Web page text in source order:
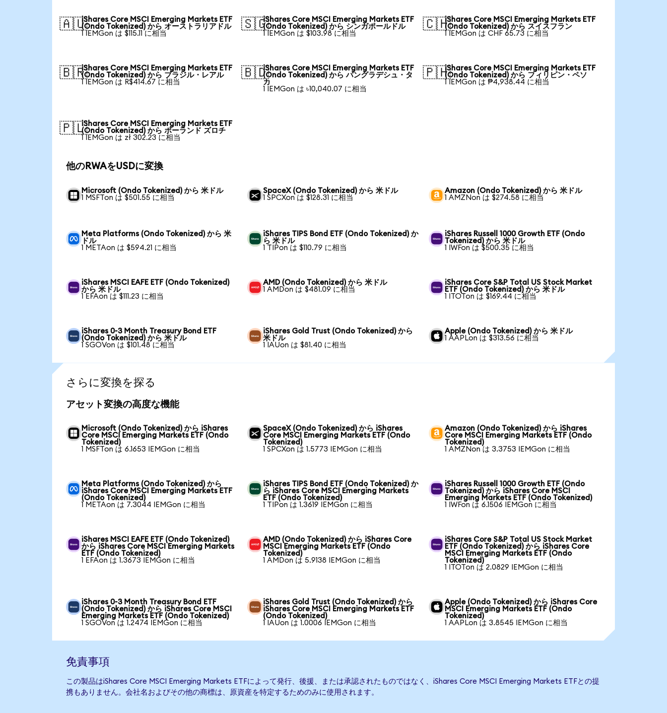
🇦🇺iShares Core MSCI Emerging Markets ETF
(Ondo Tokenized) から オーストラリアドル
1 IEMGon は $115.11 に相当
🇸🇬iShares Core MSCI Emerging Markets ETF
(Ondo Tokenized) から シンガポールドル
1 IEMGon は $103.98 に相当
🇨🇭iShares Core MSCI Emerging Markets ETF
(Ondo Tokenized) から スイスフラン
1 IEMGon は CHF 65.73 に相当
🇧🇷iShares Core MSCI Emerging Markets ETF
(Ondo Tokenized) から ブラジル・レアル
1 IEMGon は R$414.67 に相当
🇧🇩iShares Core MSCI Emerging Markets ETF
(Ondo Tokenized) から バングラデシュ・タ
カ
1 IEMGon は ৳10,040.07 に相当
🇵🇭iShares Core MSCI Emerging Markets ETF
(Ondo Tokenized) から フィリピン・ペソ
1 IEMGon は ₱4,938.44 に相当
🇵🇱iShares Core MSCI Emerging Markets ETF
(Ondo Tokenized) から ポーランド ズロチ
1 IEMGon は zł 302.23 に相当
他のRWAをUSDに変換
Microsoft (Ondo Tokenized) から 米ドル
1 MSFTon は $501.55 に相当
SpaceX (Ondo Tokenized) から 米ドル
1 SPCXon は $128.31 に相当
Amazon (Ondo Tokenized) から 米ドル
1 AMZNon は $274.58 に相当
Meta Platforms (Ondo Tokenized) から 米
ドル
1 METAon は $594.21 に相当
iShares TIPS Bond ETF (Ondo Tokenized) か
ら 米ドル
1 TIPon は $110.79 に相当
iShares Russell 1000 Growth ETF (Ondo
Tokenized) から 米ドル
1 IWFon は $500.35 に相当
iShares MSCI EAFE ETF (Ondo Tokenized)
から 米ドル
1 EFAon は $111.23 に相当
AMD (Ondo Tokenized) から 米ドル
1 AMDon は $481.09 に相当
iShares Core S&P Total US Stock Market
ETF (Ondo Tokenized) から 米ドル
1 ITOTon は $169.44 に相当
iShares 0-3 Month Treasury Bond ETF
(Ondo Tokenized) から 米ドル
1 SGOVon は $101.48 に相当
iShares Gold Trust (Ondo Tokenized) から
米ドル
1 IAUon は $81.40 に相当
Apple (Ondo Tokenized) から 米ドル
1 AAPLon は $313.56 に相当
さらに変換を探る
アセット変換の高度な機能
Microsoft (Ondo Tokenized) から iShares
Core MSCI Emerging Markets ETF (Ondo
Tokenized)
1 MSFTon は 6.1653 IEMGon に相当
SpaceX (Ondo Tokenized) から iShares
Core MSCI Emerging Markets ETF (Ondo
Tokenized)
1 SPCXon は 1.5773 IEMGon に相当
Amazon (Ondo Tokenized) から iShares
Core MSCI Emerging Markets ETF (Ondo
Tokenized)
1 AMZNon は 3.3753 IEMGon に相当
Meta Platforms (Ondo Tokenized) から
iShares Core MSCI Emerging Markets ETF
(Ondo Tokenized)
1 METAon は 7.3044 IEMGon に相当
iShares TIPS Bond ETF (Ondo Tokenized) か
ら iShares Core MSCI Emerging Markets
ETF (Ondo Tokenized)
1 TIPon は 1.3619 IEMGon に相当
iShares Russell 1000 Growth ETF (Ondo
Tokenized) から iShares Core MSCI
Emerging Markets ETF (Ondo Tokenized)
1 IWFon は 6.1506 IEMGon に相当
iShares MSCI EAFE ETF (Ondo Tokenized)
から iShares Core MSCI Emerging Markets
ETF (Ondo Tokenized)
1 EFAon は 1.3673 IEMGon に相当
AMD (Ondo Tokenized) から iShares Core
MSCI Emerging Markets ETF (Ondo
Tokenized)
1 AMDon は 5.9138 IEMGon に相当
iShares Core S&P Total US Stock Market
ETF (Ondo Tokenized) から iShares Core
MSCI Emerging Markets ETF (Ondo
Tokenized)
1 ITOTon は 2.0829 IEMGon に相当
iShares 0-3 Month Treasury Bond ETF
(Ondo Tokenized) から iShares Core MSCI
Emerging Markets ETF (Ondo Tokenized)
1 SGOVon は 1.2474 IEMGon に相当
iShares Gold Trust (Ondo Tokenized) から
iShares Core MSCI Emerging Markets ETF
(Ondo Tokenized)
1 IAUon は 1.0006 IEMGon に相当
Apple (Ondo Tokenized) から iShares Core
MSCI Emerging Markets ETF (Ondo
Tokenized)
1 AAPLon は 3.8545 IEMGon に相当
免責事項
この製品はiShares Core MSCI Emerging Markets ETFによって発行、後援、または承認されたものではなく、iShares Core MSCI Emerging Markets ETFとの提
携もありません。会社名およびその他の商標は、原資産を特定するためのみに使用されます。